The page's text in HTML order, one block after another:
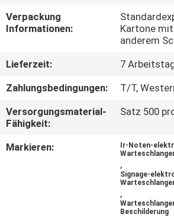
SIE
MIT
UNS
IN
VERBINDUNG
Verpackung
Informationen:
Kartone
anderem
Lieferzeit:
7
Zahlungsbedingungen:
T/T,
Versorgungsmaterial-
Fähigkeit:
Satz 500
Markieren:
Ir-Noten-
,
Signage-
,
Beschilderung